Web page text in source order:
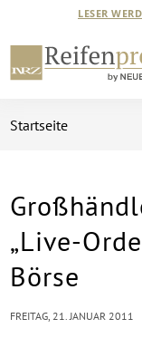
LESER
Startseite
„Live-
Börse
FREITAG, 21. JANUAR 2011